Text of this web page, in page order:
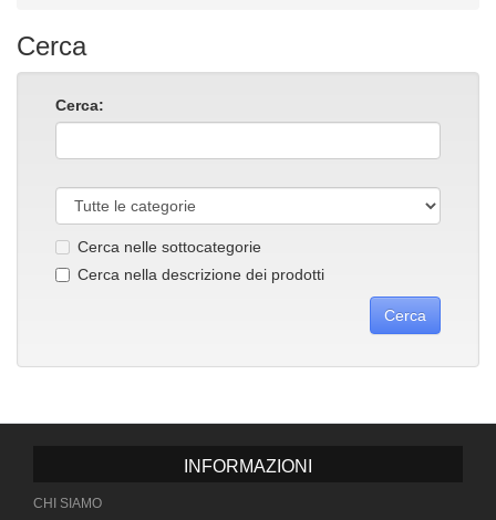
Cerca
Cerca:
Cerca nelle sottocategorie
Cerca nella descrizione dei prodotti
INFORMAZIONI
CHI SIAMO